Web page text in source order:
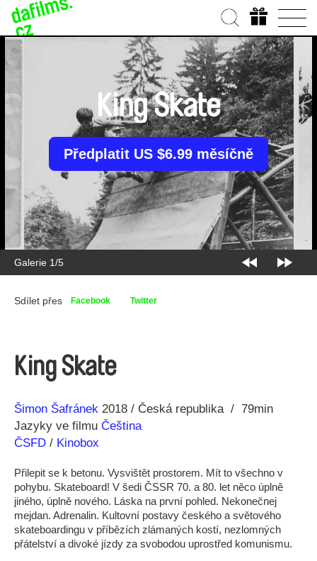
Galerie 1/5
King Skate
Předplatit US $6.99 měsíčně
Sdílet přes Facebook Twitter
King Skate
Režie
Šimon Šafránek
Rok 2018 Česká republika
79min
Jazyky ve filmu Čeština
ČSFD / Kinobox
Přilepit se k betonu. Vysvištět prostorem. Mít to všechno v
pohybu. Skateboard! V šedi ČSSR 70. a 80. let něco úplně
jiného, úplně nového. Láska na první pohled. Nekonečnej
mejdan. Adrenalin. Kultovní postavy českého a světového
skateboardingu v příbězích zlámaných kostí, nezlomných
přátelství a divoké jízdy za svobodou uprostřed komunismu.